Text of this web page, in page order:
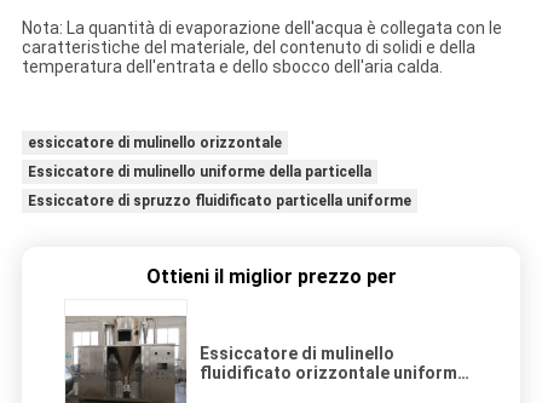
Nota: La quantità di evaporazione dell'acqua è collegata con le
caratteristiche del materiale, del contenuto di solidi e della
temperatura dell'entrata e dello sbocco dell'aria calda.
essiccatore di mulinello orizzontale
Essiccatore di mulinello uniforme della particella
Essiccatore di spruzzo fluidificato particella uniforme
Ottieni il miglior prezzo per
Essiccatore di mulinello
fluidificato orizzontale uniforme